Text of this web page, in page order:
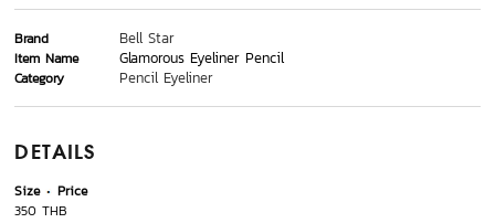
Brand Bell Star
Item Name Glamorous Eyeliner Pencil
Category Pencil Eyeliner
DETAILS
Size
Price
350 THB